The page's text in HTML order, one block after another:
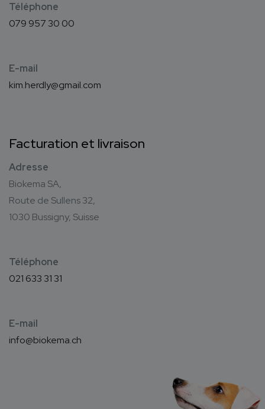
Téléphone
079 957 30 00
E-mail
kim.herdly@gmail.com
Facturation et livraison
Adresse
Biokema SA,
Route de Sullens 32,
1030 Bussigny, Suisse
Téléphone
021 633 31 31
E-mail
info@biokema.ch